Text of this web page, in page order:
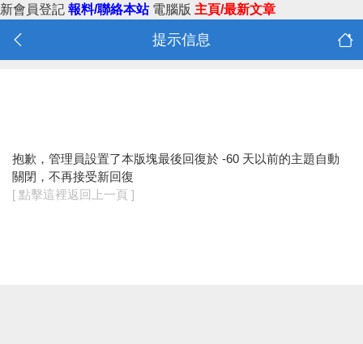
新會員登記 報料/聯絡本站 電腦版 主頁/最新文章
提示信息
抱歉，管理員設置了本版塊最後回復於 -60 天以前的主題自動
關閉，不再接受新回復
[ 點擊這裡返回上一頁 ]